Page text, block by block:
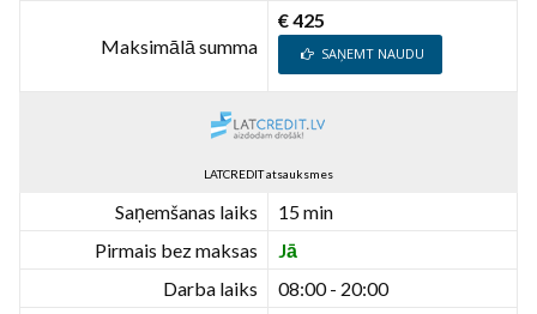
Maksimālā summa
€ 425
SAŅEMT NAUDU
LATCREDIT atsauksmes
Saņemšanas laiks
15 min
Pirmais bez maksas
Jā
Darba laiks
08:00 - 20:00